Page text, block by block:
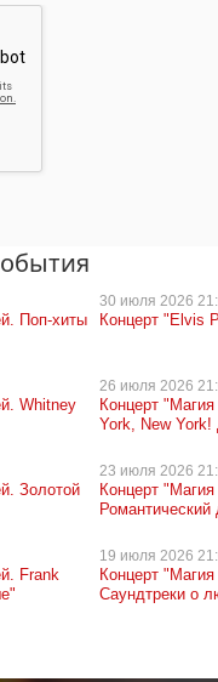
Поп-хиты
30 июля 2026
Концерт "Elvis
Whitney
26 июля 2026
Концерт
York, New
Золотой
23 июля 2026
Концерт "Магия
Frank
19 июля 2026
Концерт "Магия
Саундтреки о